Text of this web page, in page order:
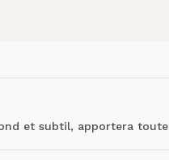
et subtil, apportera toute